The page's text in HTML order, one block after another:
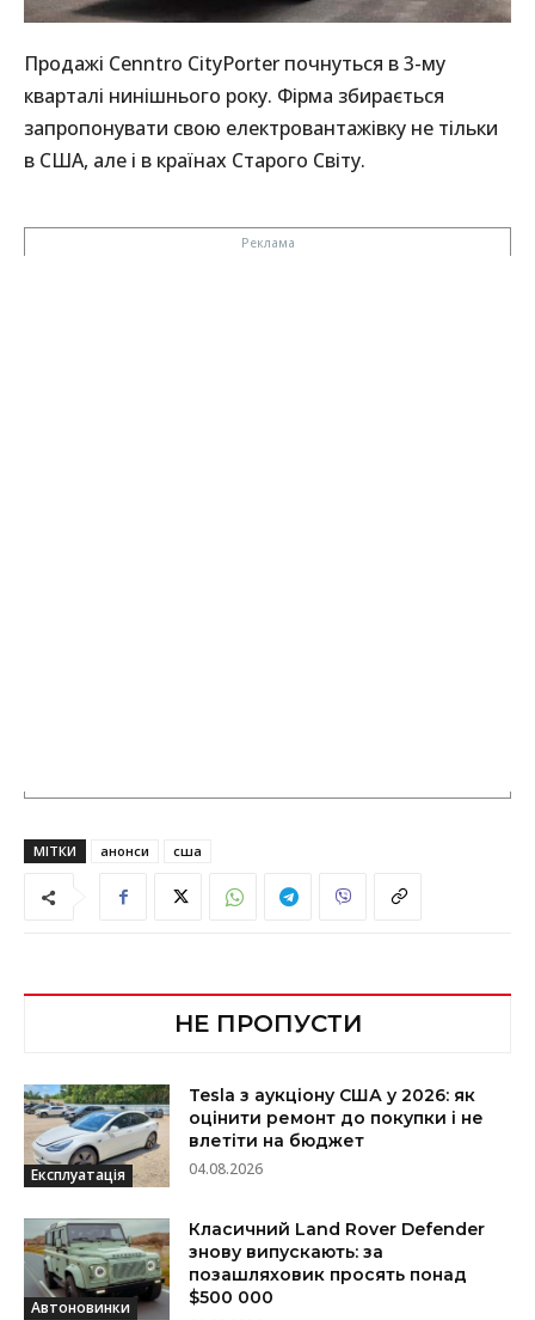
Продажі Cenntro CityPorter почнуться в 3-му
кварталі нинішнього року. Фірма збирається
запропонувати свою електровантажівку не тільки
в США, але і в країнах Старого Світу.
МІТКИ анонси сша
НЕ ПРОПУСТИ
Експлуатація
Tesla з аукціону США у 2026: як
оцінити ремонт до покупки і не
влетіти на бюджет
04.08.2026
Автоновинки
Класичний Land Rover Defender
знову випускають: за
позашляховик просять понад
$500 000